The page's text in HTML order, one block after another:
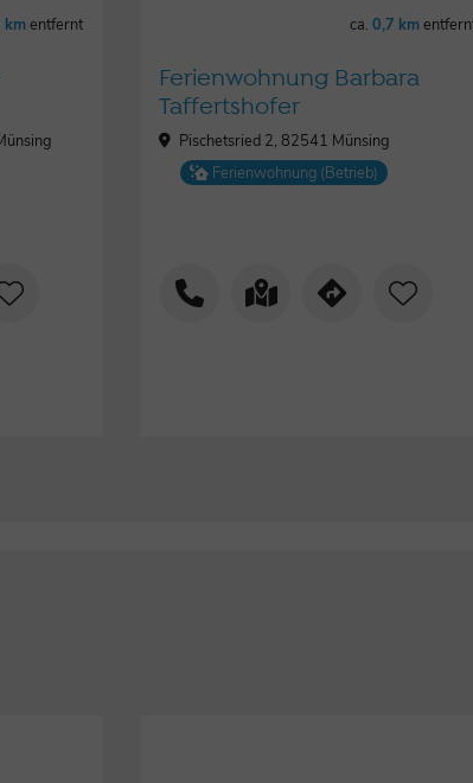
kmentfernt ca.0,7 km
Ferienwohnung Barbara
Taffertshofer
Pischetsried 2, 82541 Münsing
Ferienwohnung (Betrieb)